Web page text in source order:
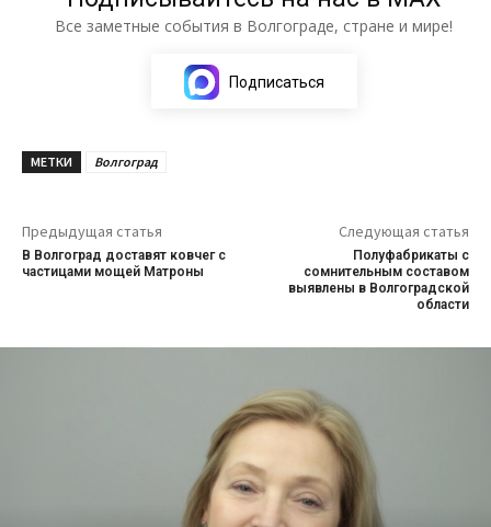
Все заметные события в Волгограде, стране и мире!
Подписаться
МЕТКИ Волгоград
Предыдущая статья
В Волгоград доставят ковчег с
частицами мощей Матроны
Следующая статья
Полуфабрикаты с
сомнительным составом
выявлены в Волгоградской
области